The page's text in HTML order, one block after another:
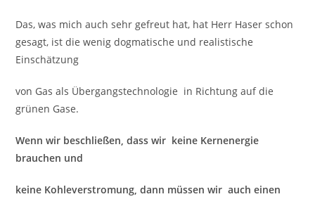
Das, was mich auch sehr gefreut hat, hat Herr Haser schon
gesagt, ist die wenig dogmatische und realistische
Einschätzung
von Gas als Übergangstechnologie in Richtung auf die
grünen Gase.
Wenn wir beschließen, dass wir keine Kernenergie
brauchen und
keine Kohleverstromung, dann müssen wir auch einen